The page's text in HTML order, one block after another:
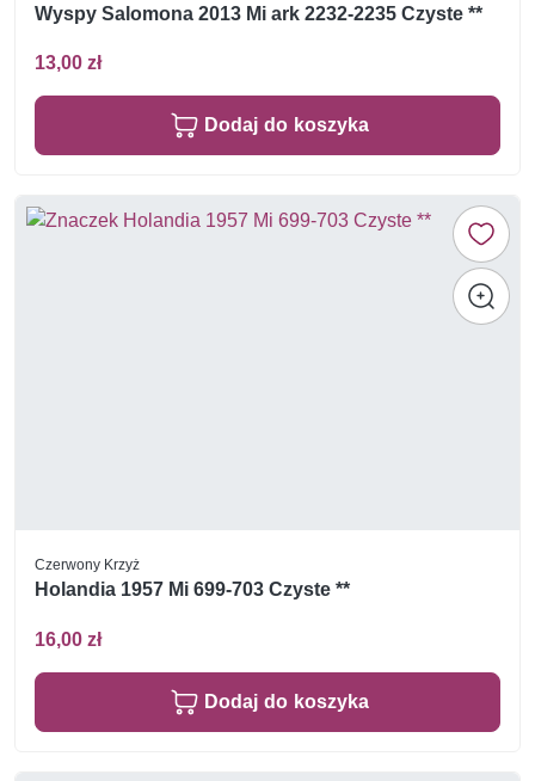
Wyspy Salomona 2013 Mi ark 2232-2235 Czyste **
13,00 zł
Dodaj do koszyka
Czerwony Krzyż
Holandia 1957 Mi 699-703 Czyste **
16,00 zł
Dodaj do koszyka